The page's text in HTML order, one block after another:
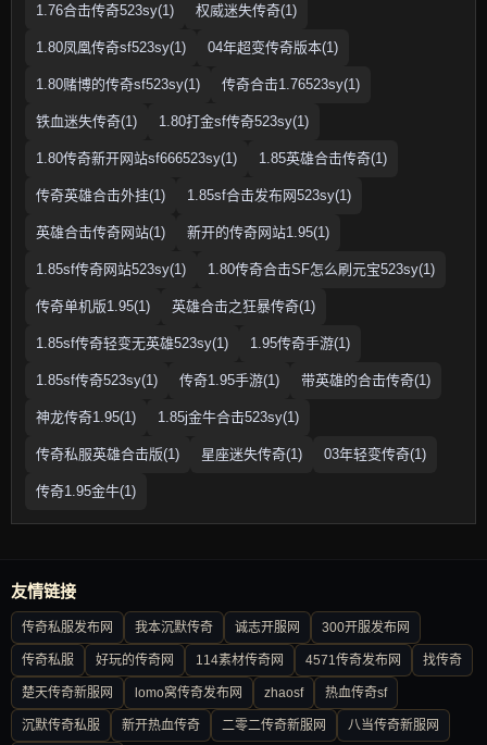
1.76合击传奇523sy(1) 权威迷失传奇(1)
1.80凤凰传奇sf523sy(1) 04年超变传奇版本(1)
1.80赌博的传奇sf523sy(1) 传奇合击1.76523sy(1)
铁血迷失传奇(1) 1.80打金sf传奇523sy(1)
1.80传奇新开网站sf666523sy(1) 1.85英雄合击传奇(1)
传奇英雄合击外挂(1) 1.85sf合击发布网523sy(1)
英雄合击传奇网站(1) 新开的传奇网站1.95(1)
1.85sf传奇网站523sy(1) 1.80传奇合击SF怎么刷元宝523sy(1)
传奇单机版1.95(1) 英雄合击之狂暴传奇(1)
1.85sf传奇轻变无英雄523sy(1) 1.95传奇手游(1)
1.85sf传奇523sy(1) 传奇1.95手游(1) 带英雄的合击传奇(1)
神龙传奇1.95(1) 1.85j金牛合击523sy(1)
传奇私服英雄合击版(1) 星座迷失传奇(1) 03年轻变传奇(1)
传奇1.95金牛(1)
友情链接
传奇私服发布网 我本沉默传奇 诚志开服网 300开服发布网
传奇私服 好玩的传奇网 114素材传奇网 4571传奇发布网 找传奇
楚天传奇新服网 lomo窝传奇发布网 zhaosf 热血传奇sf
沉默传奇私服 新开热血传奇 二零二传奇新服网 八当传奇新服网